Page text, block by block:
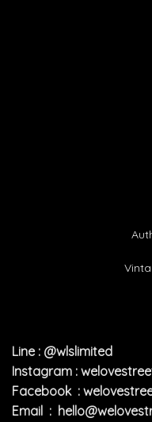
Line : @wlslimited
Instagram :
Facebook :
Email :